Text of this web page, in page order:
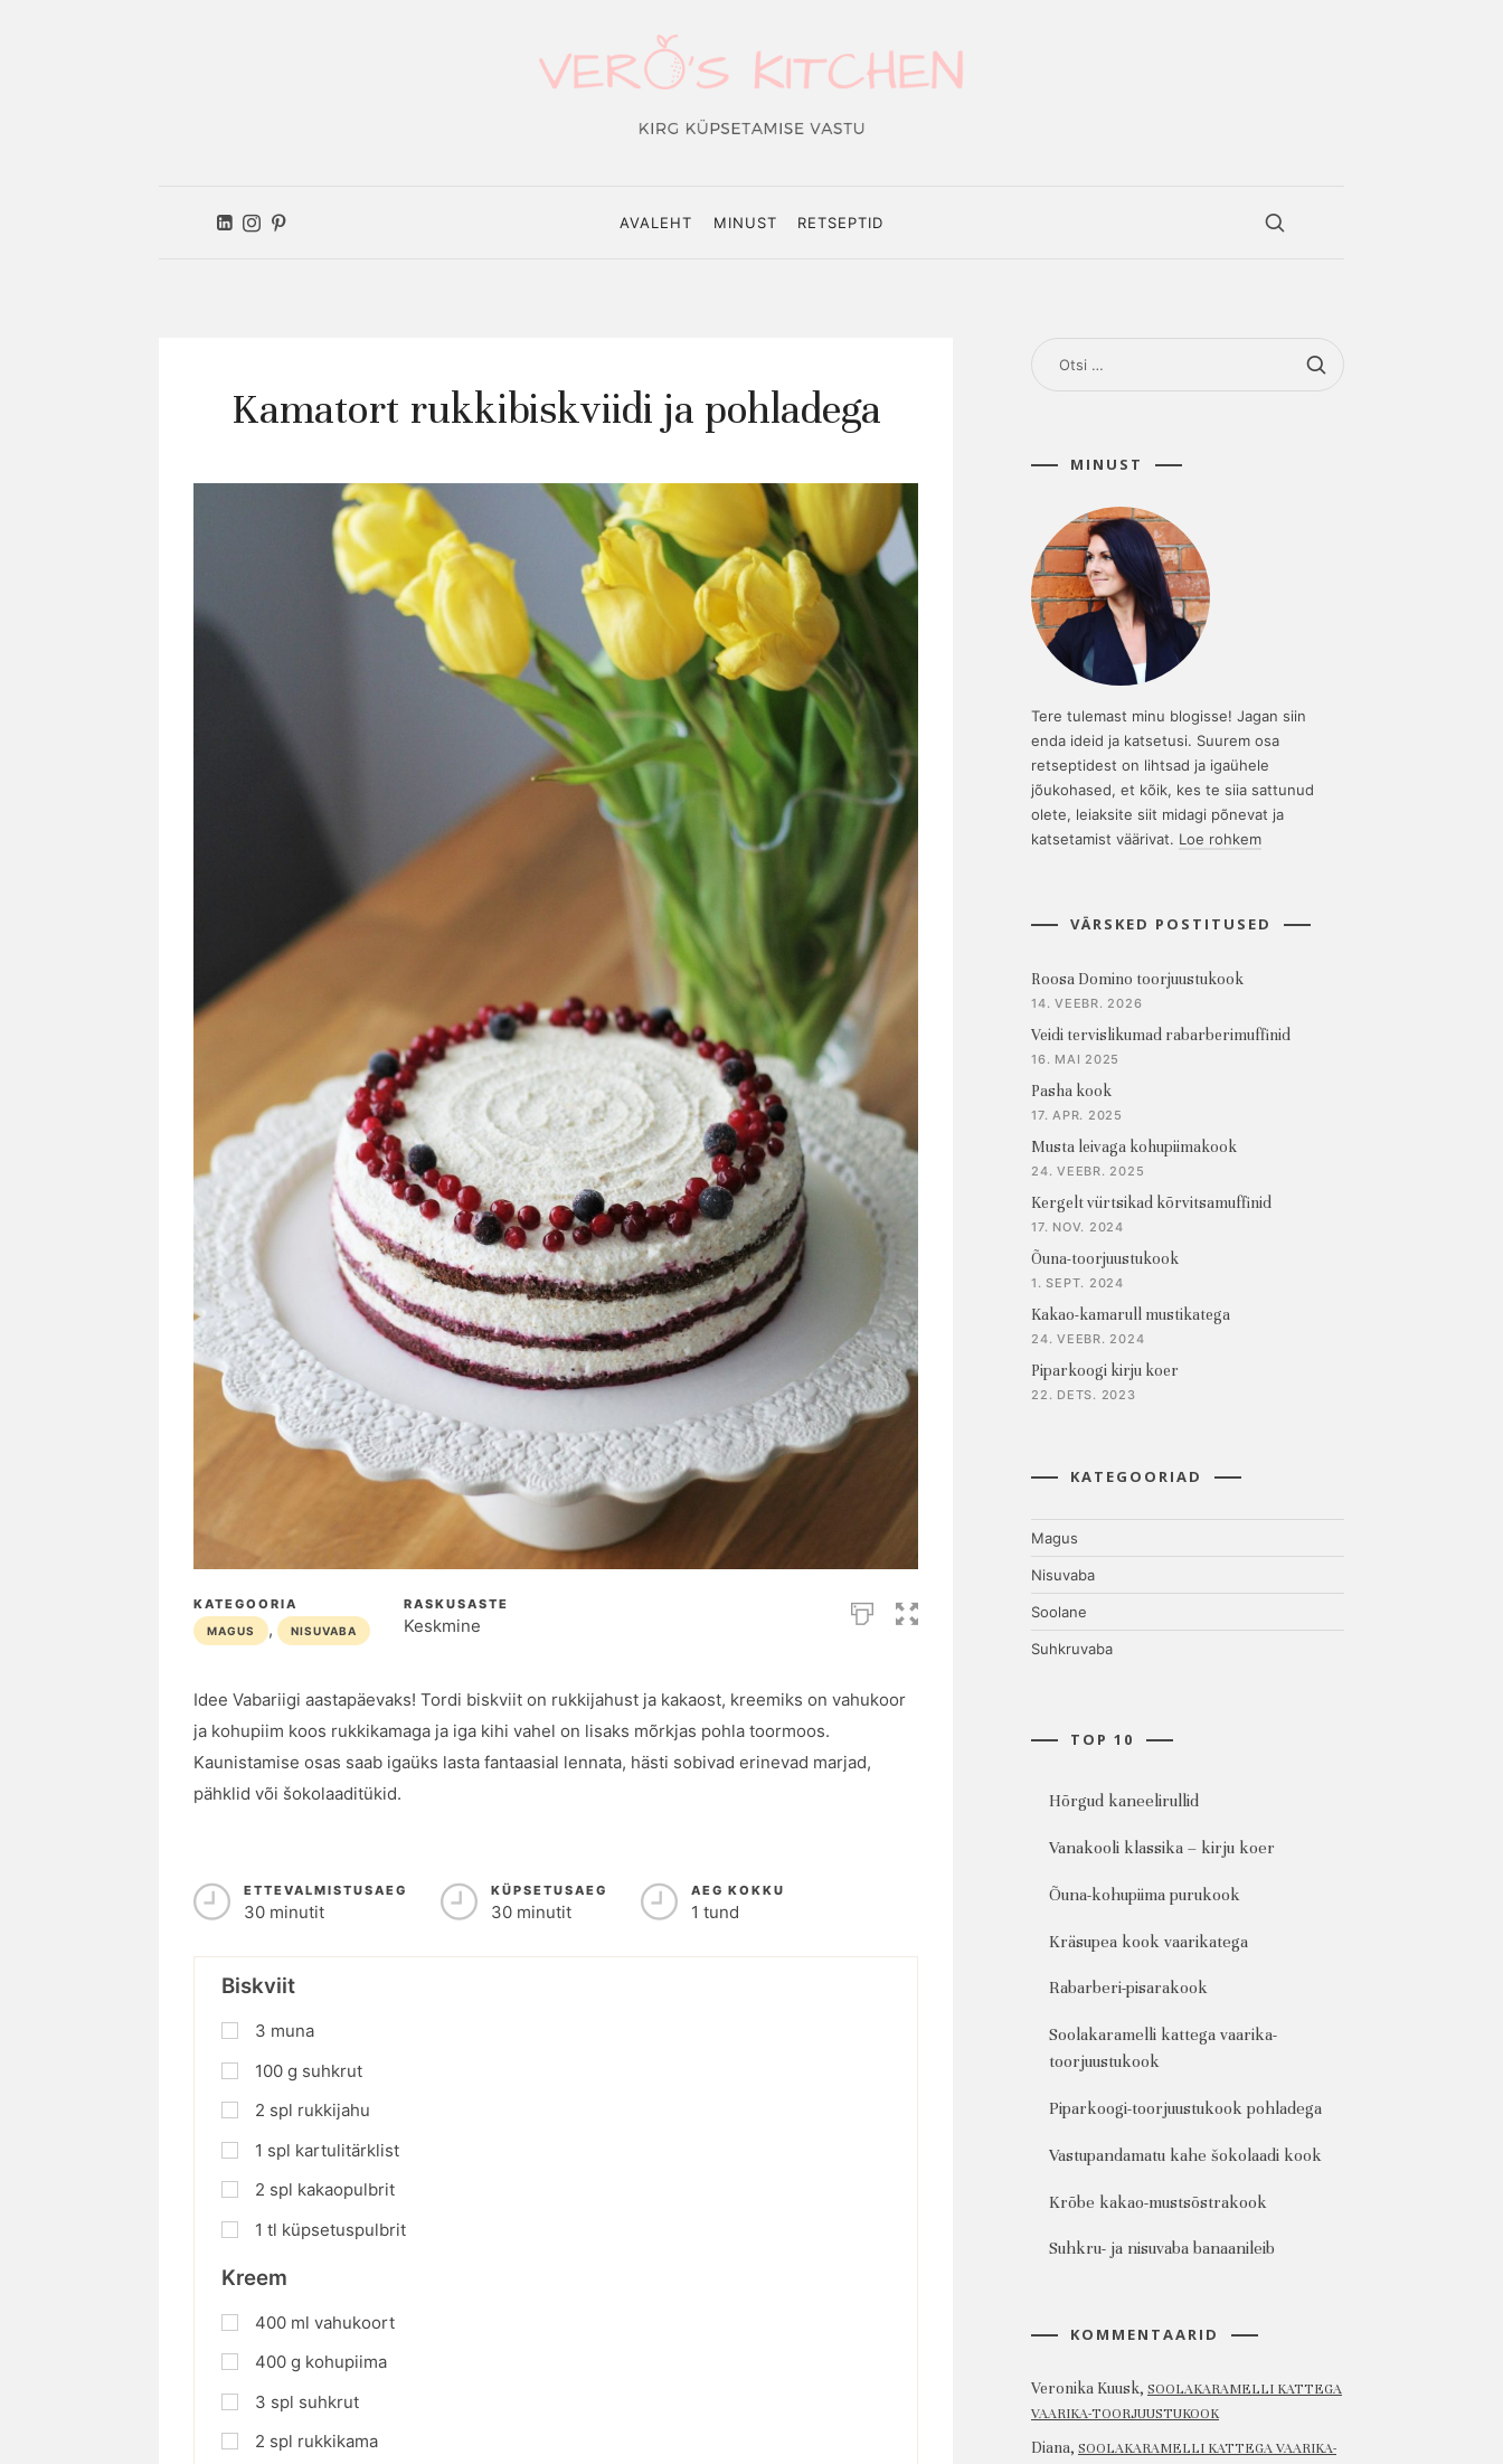
Vero's
kitchen
AVALEHT MINUST RETSEPTID
Kamatort rukkibiskviidi ja pohladega
KATEGOORIA
MAGUS , NISUVABA
RASKUSASTE
Keskmine
Idee Vabariigi aastapäevaks! Tordi biskviit on rukkijahust ja kakaost, kreemiks on vahukoor
ja kohupiim koos rukkikamaga ja iga kihi vahel on lisaks mõrkjas pohla toormoos.
Kaunistamise osas saab igaüks lasta fantaasial lennata, hästi sobivad erinevad marjad,
pähklid või šokolaaditükid.
ETTEVALMISTUSAEG
30 minutit
KÜPSETUSAEG
30 minutit
AEG KOKKU
1 tund
Biskviit
3 muna
100 g suhkrut
2 spl rukkijahu
1 spl kartulitärklist
2 spl kakaopulbrit
1 tl küpsetuspulbrit
Kreem
400 ml vahukoort
400 g kohupiima
3 spl suhkrut
2 spl rukkikama
MINUST
Tere tulemast minu blogisse! Jagan siin
enda ideid ja katsetusi. Suurem osa
retseptidest on lihtsad ja igaühele
jõukohased, et kõik, kes te siia sattunud
olete, leiaksite siit midagi põnevat ja
katsetamist väärivat. Loe rohkem
VÄRSKED POSTITUSED
Roosa Domino toorjuustukook
14. VEEBR. 2026
Veidi tervislikumad rabarberimuffinid
16. MAI 2025
Pasha kook
17. APR. 2025
Musta leivaga kohupiimakook
24. VEEBR. 2025
Kergelt vürtsikad kõrvitsamuffinid
17. NOV. 2024
Õuna-toorjuustukook
1. SEPT. 2024
Kakao-kamarull mustikatega
24. VEEBR. 2024
Piparkoogi kirju koer
22. DETS. 2023
KATEGOORIAD
Magus
Nisuvaba
Soolane
Suhkruvaba
TOP 10
Hõrgud kaneelirullid
Vanakooli klassika – kirju koer
Õuna-kohupiima purukook
Kräsupea kook vaarikatega
Rabarberi-pisarakook
Soolakaramelli kattega vaarika-
toorjuustukook
Piparkoogi-toorjuustukook pohladega
Vastupandamatu kahe šokolaadi kook
Krõbe kakao-mustsõstrakook
Suhkru- ja nisuvaba banaanileib
KOMMENTAARID
Veronika Kuusk, SOOLAKARAMELLI KATTEGA
VAARIKA-TOORJUUSTUKOOK
Diana, SOOLAKARAMELLI KATTEGA VAARIKA-